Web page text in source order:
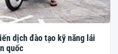
dịch đào tạo kỹ năng lái
quốc